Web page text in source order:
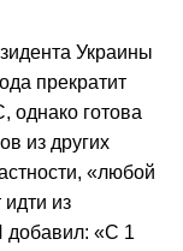
Украины
прекратит
однако готова
из других
«любой
идти из
добавил: «С 1